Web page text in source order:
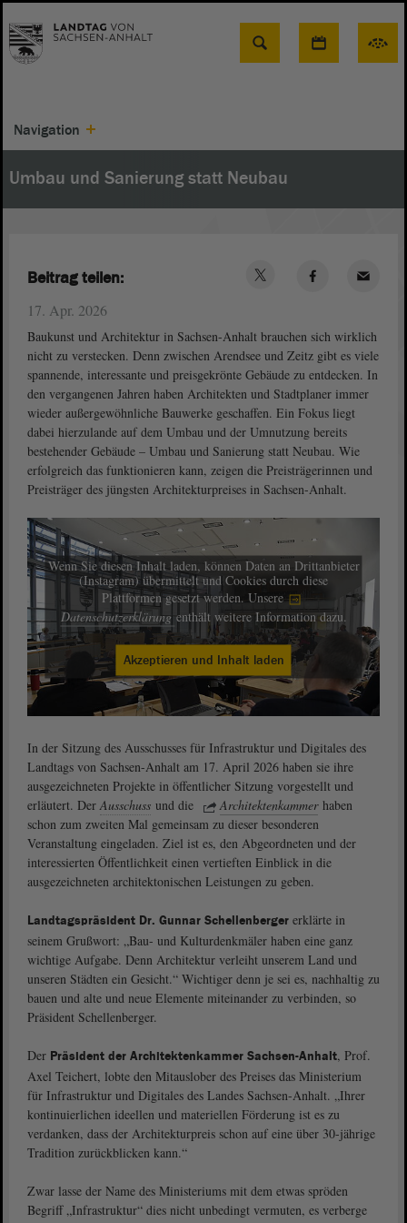
Suche
Navigation
Umbau und Sanierung statt Neubau
17. Apr. 2026
Baukunst und Architektur in Sachsen-Anhalt brauchen sich wirklich
nicht zu verstecken. Denn zwischen Arendsee und Zeitz gibt es viele
spannende, interessante und preisgekrönte Gebäude zu entdecken. In
den vergangenen Jahren haben Architekten und Stadtplaner immer
wieder außergewöhnliche Bauwerke geschaffen. Ein Fokus liegt
dabei hierzulande auf dem Umbau und der Umnutzung bereits
bestehender Gebäude – Umbau und Sanierung statt Neubau. Wie
erfolgreich das funktionieren kann, zeigen die Preisträgerinnen und
Preisträger des jüngsten Architekturpreises in Sachsen-Anhalt.
Wenn Sie diesen Inhalt laden, können Daten an Drittanbieter
(Instagram) übermittelt und Cookies durch diese
Plattformen gesetzt werden. Unsere
Datenschutzerklärung enthält weitere Information dazu.
Akzeptieren und Inhalt laden
In der Sitzung des Ausschusses für Infrastruktur und Digitales des
Landtags von Sachsen-Anhalt am 17. April 2026 haben sie ihre
ausgezeichneten Projekte in öffentlicher Sitzung vorgestellt und
erläutert. DerAusschuss und die Architektenkammer haben
schon zum zweiten Mal gemeinsam zu dieser besonderen
Veranstaltung eingeladen. Ziel ist es, den Abgeordneten und der
interessierten Öffentlichkeit einen vertieften Einblick in die
ausgezeichneten architektonischen Leistungen zu geben.
Landtagspräsident Dr. Gunnar Schellenberger erklärte in
seinem Grußwort: „Bau- und Kulturdenkmäler haben eine ganz
wichtige Aufgabe. Denn Architektur verleiht unserem Land und
unseren Städten ein Gesicht.“ Wichtiger denn je sei es, nachhaltig zu
bauen und alte und neue Elemente miteinander zu verbinden, so
Präsident Schellenberger.
Der Präsident der Architektenkammer Sachsen-Anhalt, Prof.
Axel Teichert, lobte den Mitauslober des Preises das Ministerium
für Infrastruktur und Digitales des Landes Sachsen-Anhalt. „Ihrer
kontinuierlichen ideellen und materiellen Förderung ist es zu
verdanken, dass der Architekturpreis schon auf eine über 30-jährige
Tradition zurückblicken kann.“
Zwar lasse der Name des Ministeriums mit dem etwas spröden
Begriff „Infrastruktur“ dies nicht unbedingt vermuten, es verberge
Beitrag teilen: